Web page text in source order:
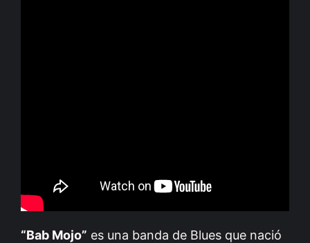
“Bab Mojo” es una banda de Blues que nació